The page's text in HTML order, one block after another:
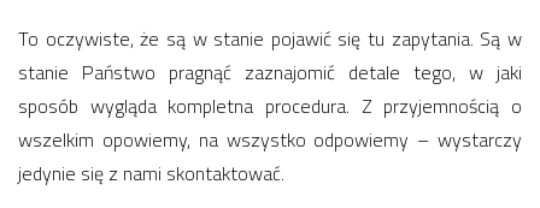
To oczywiste, że są w stanie pojawić się tu zapytania. Są w
stanie Państwo pragnąć zaznajomić detale tego, w jaki
sposób wygląda kompletna procedura. Z przyjemnością o
wszelkim opowiemy, na wszystko odpowiemy – wystarczy
jedynie się z nami skontaktować.